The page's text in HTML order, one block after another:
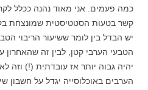
כמה פעמים. אני מאוד נהנה ככלל
קשר בטעות הסטטיסטית שמונצחת
יש הבדל בין לומר ששיעור הריבוי
הטבעי הערבי קטן, לבין זה שהאחרון
יהיה גבוה יותר אז עובדתית (!) וזה
הערבים באוכלוסייה יגדל על חשבון